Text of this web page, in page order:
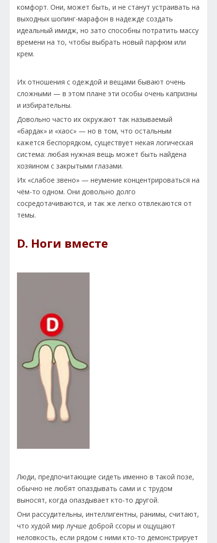
комфорт. Они, может быть, и не станут устраивать на
выходных шопинг-марафон в надежде создать
идеальный имидж, но зато способны потратить массу
времени на то, чтобы выбрать новый парфюм или
крем.
Их отношения с одеждой и вещами бывают очень
сложными — в этом плане эти особы очень капризны
и избирательны.
Довольно часто их окружают так называемый
«бардак» и «хаос» — но в том, что остальным
кажется беспорядком, существует некая логическая
система: любая нужная вещь может быть найдена
хозяином с закрытыми глазами.
Их «слабое звено» — неумение концентрироваться на
чём-то одном. Они довольно долго
сосредотачиваются, и так же легко отвлекаются от
темы.
D. Ноги вместе
Люди, предпочитающие сидеть именно в такой позе,
обычно не любят опаздывать сами и с трудом
выносят, когда опаздывает кто-то другой.
Они рассудительны, интеллигентны, ранимы, считают,
что худой мир лучше доброй ссоры и ощущают
неловкость, если рядом с ними кто-то демонстрирует